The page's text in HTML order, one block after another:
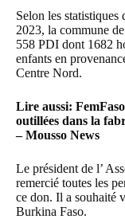
Selon les statistiques
2023, la commune
558 PDI dont 1682
enfants en
Centre Nord.
Lire aussi:
outillées dans la
– Mousso News
Le président de l’
remercié toutes les
ce don. Il a souhaité
Burkina Faso.